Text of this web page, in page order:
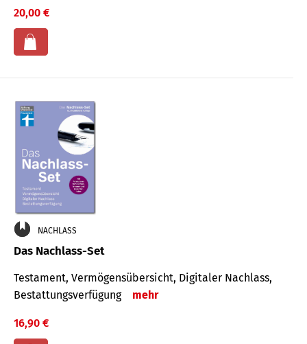
20,00 €
NACHLASS
Das Nachlass-Set
Testament, Vermögens­übersicht, Digitaler Nach­lass,
Bestat­tungs­ver­fügung
mehr
16,90 €